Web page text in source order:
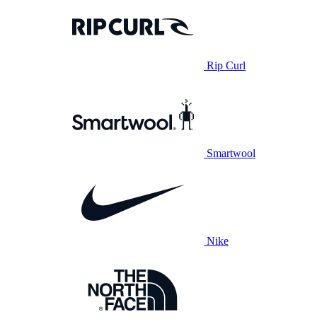
Rip Curl
Smartwool
Nike